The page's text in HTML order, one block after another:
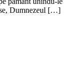
Dumnezeul […]